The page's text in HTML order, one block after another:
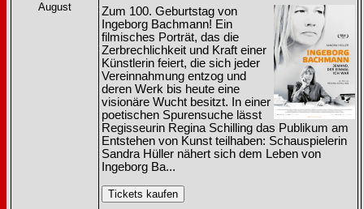
August
Zum 100. Geburtstag von
Ingeborg Bachmann! Ein
filmisches Porträt, das die
Zerbrechlichkeit und Kraft einer
Künstlerin feiert, die sich jeder
Vereinnahmung entzog und
deren Werk bis heute eine
visionäre Wucht besitzt. In einer
poetischen Spurensuche lässt
Regisseurin Regina Schilling das Publikum am
Entstehen von Kunst teilhaben: Schauspielerin
Sandra Hüller nähert sich dem Leben von
Ingeborg Ba...